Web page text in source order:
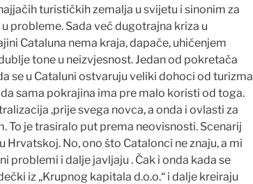
turističkih zemalja u svijetu i sinonim za
probleme. Sada već dugotrajna kriza u
Cataluna nema kraja, dapače, uhićenjem
tone u neizvjesnost. Jedan od pokretača
se u Cataluni ostvaruju veliki dohoci od turizma
sama pokrajina ima pre malo koristi od toga.
,prije svega novca, a onda i ovlasti za
To je trasiralo put prema neovisnosti. Scenarij
Hrvatskoj. No, ono što Catalonci ne znaju, a mi
problemi i dalje javljaju . Čak i onda kada se
iz „Krupnog kapitala d.o.o.“ i dalje kreiraju